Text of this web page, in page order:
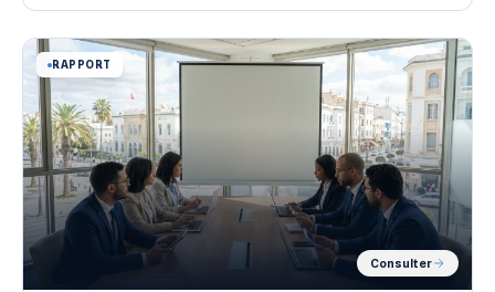
RAPPORT
Consulter